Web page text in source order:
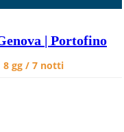
| Portofino
8 gg / 7 notti